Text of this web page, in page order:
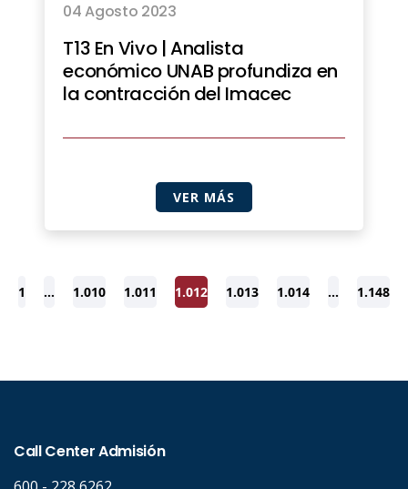
04 Agosto 2023
T13 En Vivo | Analista
económico UNAB profundiza en
la contracción del Imacec
VER MÁS
1 … 1.010 1.011 1.012 1.013 1.014 … 1.148